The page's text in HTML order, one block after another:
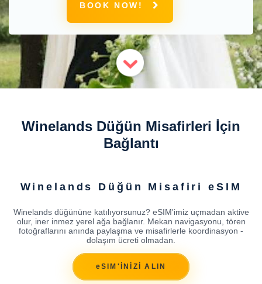
BOOK NOW!
Winelands Düğün Misafirleri İçin
Bağlantı
Winelands Düğün Misafiri eSIM
Winelands düğününe katılıyorsunuz? eSIM'imiz uçmadan aktive
olur, iner inmez yerel ağa bağlanır. Mekan navigasyonu, tören
fotoğraflarını anında paylaşma ve misafirlerle koordinasyon -
dolaşım ücreti olmadan.
eSIM'İNİZİ ALIN